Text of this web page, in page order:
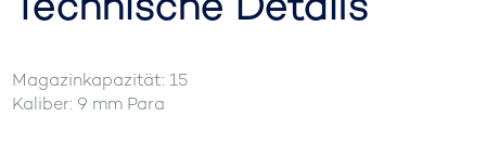
Magazinkapazität: 15
Kaliber: 9 mm Para